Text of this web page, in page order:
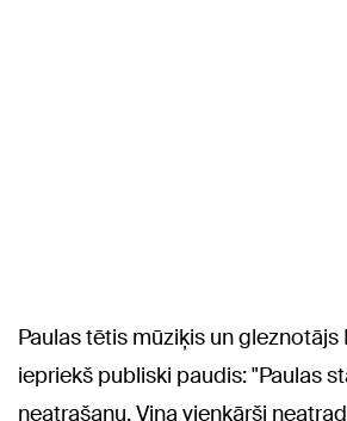
Paulas tētis mūziķis un gleznotājs
iepriekš publiski paudis: "Paulas
neatrašanu. Viņa vienkārši